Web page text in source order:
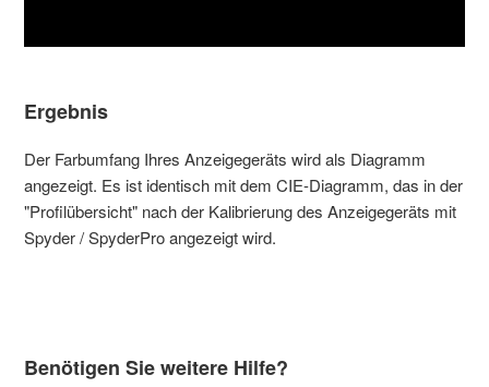
Ergebnis
Der Farbumfang Ihres Anzeigegeräts wird als Diagramm
angezeigt. Es ist identisch mit dem CIE-Diagramm, das in der
"Profilübersicht" nach der Kalibrierung des Anzeigegeräts mit
Spyder / SpyderPro angezeigt wird.
Benötigen Sie weitere Hilfe?